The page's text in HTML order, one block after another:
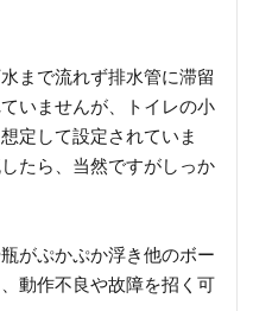
まで流れず排水管に滞留
いませんが、トイレの小
定して設定されていま
たら、当然ですがしっか
がぷかぷか浮き他のボー
動作不良や故障を招く可